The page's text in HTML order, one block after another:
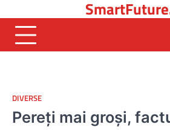
to
content
DIVERSE
Pereți mai groși,